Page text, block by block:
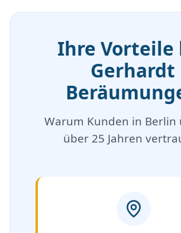
Ihre Vorteile
Gerhardt
Warum Kunden in Berlin
über 25 Jahren